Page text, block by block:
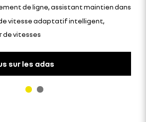
de ligne, assistant maintien dans
vitesse adaptatif intelligent,
vitesses
sur les adas